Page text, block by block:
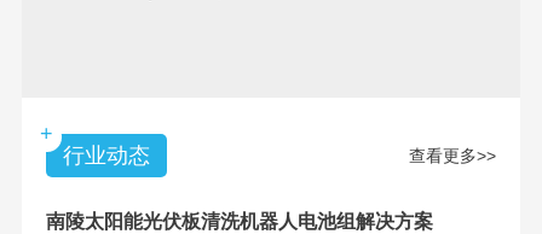
+
行业动态
查看更多>>
南陵太阳能光伏板清洗机器人电池组解决方案